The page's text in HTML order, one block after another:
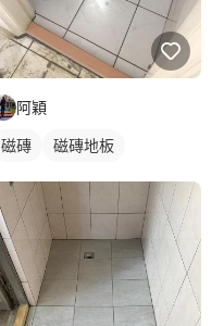
阿穎
磁磚 磁磚地板